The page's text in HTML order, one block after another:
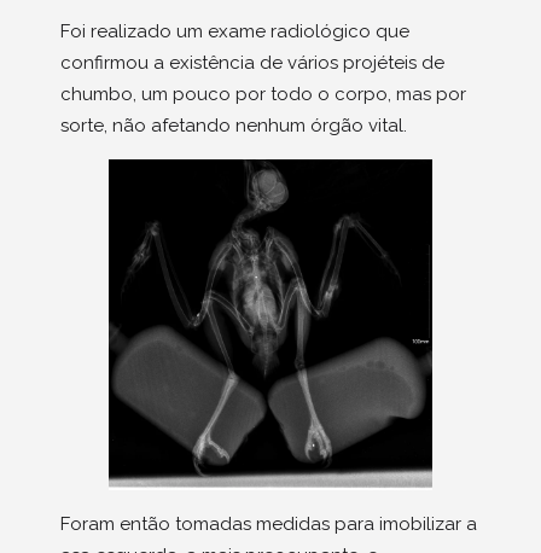
Foi realizado um exame radiológico que
confirmou a existência de vários projéteis de
chumbo, um pouco por todo o corpo, mas por
sorte, não afetando nenhum órgão vital.
Foram então tomadas medidas para imobilizar a